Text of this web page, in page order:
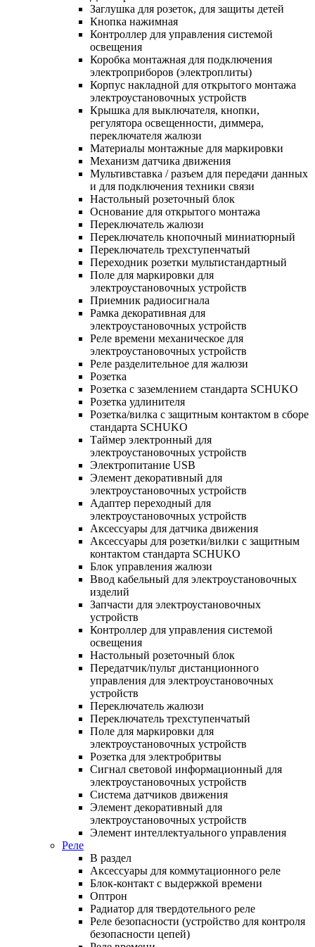
Заглушка для розеток, для защиты детей
Кнопка нажимная
Контроллер для управления системой
освещения
Коробка монтажная для подключения
электроприборов (электроплиты)
Корпус накладной для открытого монтажа
электроустановочных устройств
Крышка для выключателя, кнопки,
регулятора освещенности, диммера,
переключателя жалюзи
Материалы монтажные для маркировки
Механизм датчика движения
Мультивставка / разъем для передачи данных
и для подключения техники связи
Настольный розеточный блок
Основание для открытого монтажа
Переключатель жалюзи
Переключатель кнопочный миниатюрный
Переключатель трехступенчатый
Переходник розетки мультистандартный
Поле для маркировки для
электроустановочных устройств
Приемник радиосигнала
Рамка декоративная для
электроустановочных устройств
Реле времени механическое для
электроустановочных устройств
Реле разделительное для жалюзи
Розетка
Розетка с заземлением стандарта SCHUKO
Розетка удлинителя
Розетка/вилка с защитным контактом в сборе
стандарта SCHUKO
Таймер электронный для
электроустановочных устройств
Электропитание USB
Элемент декоративный для
электроустановочных устройств
Адаптер переходный для
электроустановочных устройств
Аксессуары для датчика движения
Аксессуары для розетки/вилки с защитным
контактом стандарта SCHUKO
Блок управления жалюзи
Ввод кабельный для электроустановочных
изделий
Запчасти для электроустановочных
устройств
Контроллер для управления системой
освещения
Настольный розеточный блок
Передатчик/пульт дистанционного
управления для электроустановочных
устройств
Переключатель жалюзи
Переключатель трехступенчатый
Поле для маркировки для
электроустановочных устройств
Розетка для электробритвы
Сигнал световой информационный для
электроустановочных устройств
Система датчиков движения
Элемент декоративный для
электроустановочных устройств
Элемент интеллектуального управления
Реле
В раздел
Аксессуары для коммутационного реле
Блок-контакт с выдержкой времени
Оптрон
Радиатор для твердотельного реле
Реле безопасности (устройство для контроля
безопасности цепей)